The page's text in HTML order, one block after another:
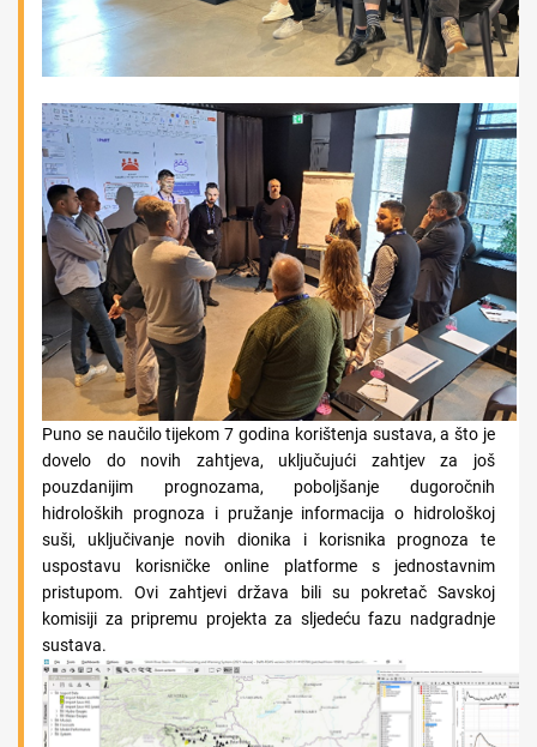
Puno se naučilo tijekom 7 godina korištenja sustava, a što je
dovelo do novih zahtjeva, uključujući zahtjev za još
pouzdanijim prognozama, poboljšanje dugoročnih
hidroloških prognoza i pružanje informacija o hidrološkoj
suši, uključivanje novih dionika i korisnika prognoza te
uspostavu korisničke online platforme s jednostavnim
pristupom. Ovi zahtjevi država bili su pokretač Savskoj
komisiji za pripremu projekta za sljedeću fazu nadgradnje
sustava.